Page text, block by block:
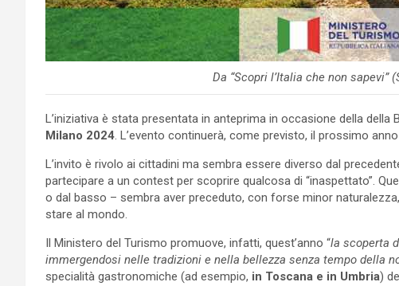
Da “Scopri l’Italia che non sapevi”
L’iniziativa è stata presentata in anteprima in occasione della della
Milano 2024 . L’evento continuerà, come previsto, il prossimo
L’invito è rivolo ai cittadini ma sembra essere diverso dal
partecipare a un contest per scoprire qualcosa di “inaspettato”.
o dal basso – sembra aver preceduto, con forse minor
stare al mondo.
Il Ministero del Turismo promuove, infatti, quest’anno “la scoperta
immergendosi nelle tradizioni e nella bellezza senza tempo della
specialità gastronomiche (ad esempio, in Toscana e in Umbria)